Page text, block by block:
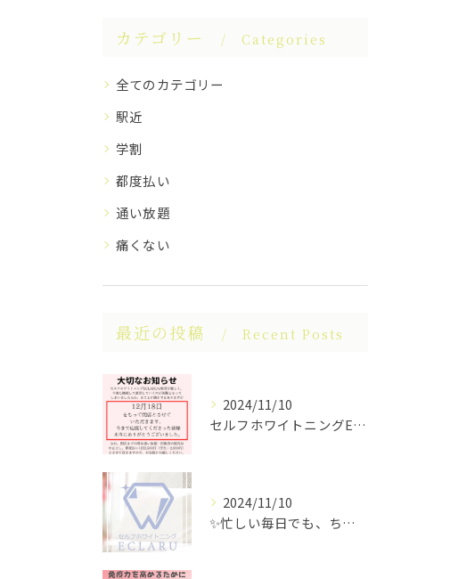
カテゴリー Categories
全てのカテゴリー
駅近
学割
都度払い
通い放題
痛くない
最近の投稿 Recent Posts
2024/11/10
セルフホワイトニングECLARUは、これ以上の経営が困難なた...
2024/11/10
✨忙しい毎日でも、ちらっと立ち寄れるホワイトニングサロンはい...